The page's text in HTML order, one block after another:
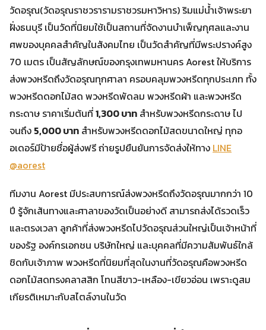
วัดอรุณ(วัดอรุณราชวรารามราชวรมหาวิหาร) ริมแม่น้ำเจ้าพระยา
ฝั่งธนบุรี เป็นวัดที่นิยมใช้เป็นสถานที่จัดงานบำเพ็ญกุศลและงาน
ศพของบุคคลสำคัญในสังคมไทย เป็นวัดสำคัญที่มีพระปรางค์สูง
70 เมตร เป็นสัญลักษณ์ของกรุงเทพมหานคร Aorest ให้บริการ
ส่งพวงหรีดถึงวัดอรุณทุกศาลา ครอบคลุมพวงหรีดทุกประเภท ทั้ง
พวงหรีดดอกไม้สด พวงหรีดพัดลม พวงหรีดผ้า และพวงหรีด
กระดาษ ราคาเริ่มต้นที่1,300 บาท สำหรับพวงหรีดกระดาษ ไป
จนถึง 5,000 บาท สำหรับพวงหรีดดอกไม้สดขนาดใหญ่ ทุกอ
อเดอร์มีป้ายชื่อผู้ส่งฟรี ถ่ายรูปยืนยันการจัดส่งให้ทาง LINE
@aorest
ทีมงาน Aorest มีประสบการณ์ส่งพวงหรีดถึงวัดอรุณมากกว่า 10
ปี รู้จักเส้นทางและศาลาของวัดเป็นอย่างดี สามารถส่งได้รวดเร็ว
และตรงเวลา ลูกค้าที่ส่งพวงหรีดไปวัดอรุณส่วนใหญ่เป็นเจ้าหน้าที่
ของรัฐ องค์กรเอกชน บริษัทใหญ่ และบุคคลที่มีความสัมพันธ์ใกล้
ชิดกับเจ้าภาพ พวงหรีดที่นิยมที่สุดในงานที่วัดอรุณคือพวงหรีด
ดอกไม้สดทรงคลาสสิก โทนสีขาว-เหลือง-เขียวอ่อน เพราะดูสม
เกียรติเหมาะกับสไตล์งานในวัด